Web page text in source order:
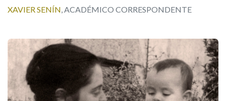
XAVIER SENÍN, ACADÉMICO CORRESPONDENTE